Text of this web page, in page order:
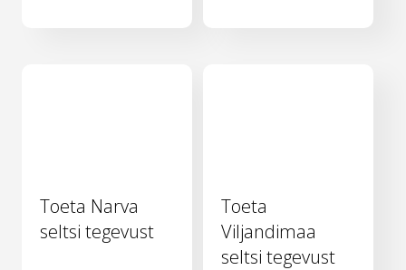
Toeta Narva
seltsi tegevust
Toeta
Viljandimaa
seltsi tegevust